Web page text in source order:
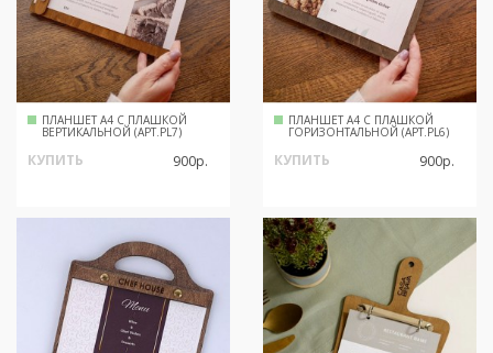
ПЛАНШЕТ А4 С ПЛАШКОЙ
ВЕРТИКАЛЬНОЙ (АРТ.PL7)
КУПИТЬ 900р.
ПЛАНШЕТ А4 С ПЛАШКОЙ
ГОРИЗОНТАЛЬНОЙ (АРТ.PL6)
КУПИТЬ 900р.